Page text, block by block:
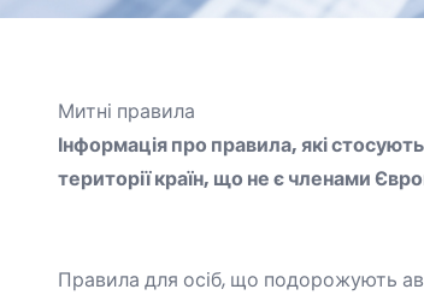
Митні правила
Інформація про правила, які
території країн, що не є членами
Правила для осіб, що подорожують